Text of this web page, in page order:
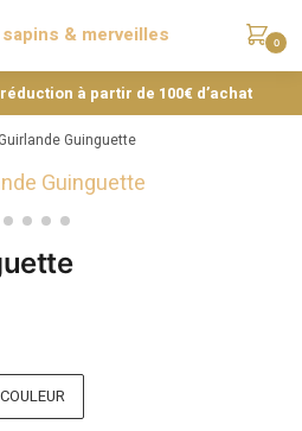
0
réduction à partir de 100€ d’achat
Guinguette